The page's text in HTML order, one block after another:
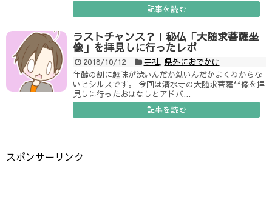
記事を読む
ラストチャンス？！秘仏「大随求菩薩坐
像」を拝見しに行ったレポ
2018/10/12 寺社, 県外におでかけ
年齢の割に趣味が渋いんだか幼いんだかよくわからな
いヒシルスです。 今回は清水寺の大随求菩薩坐像を拝
見しに行ったおはなしとアドバ...
記事を読む
スポンサーリンク